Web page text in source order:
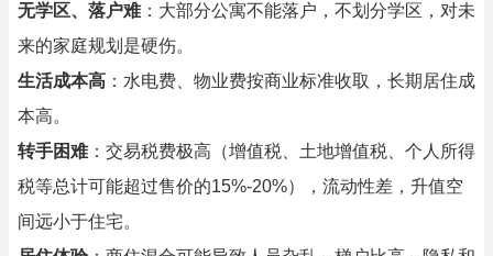
无学区、落户难：大部分公寓不能落户，不划分学区，对未
来的家庭规划是硬伤。
生活成本高 ：水电费、物业费按商业标准收取，长期居住成
本高。
转手困难：交易税费极高（增值税、土地增值税、个人所得
税等总计可能超过售价的15%-20%），流动性差，升值空
间远小于住宅。